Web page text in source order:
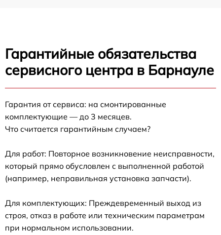
Гарантийные обязательства
сервисного центра в Барнауле
Гарантия от сервиса: на смонтированные
комплектующие — до 3 месяцев.
Что считается гарантийным случаем?
Для работ: Повторное возникновение неисправности,
который прямо обусловлен с выполненной работой
(например, неправильная установка запчасти).
Для комплектующих: Преждевременный выход из
строя, отказ в работе или техническим параметрам
при нормальном использовании.